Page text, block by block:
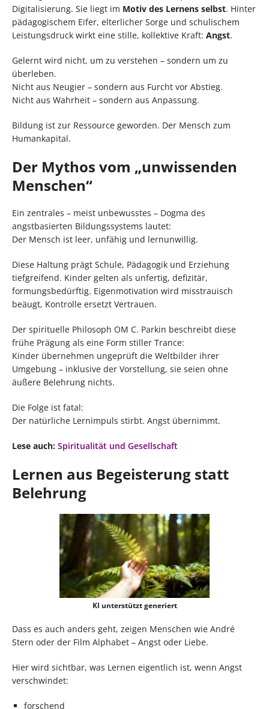
Digitalisierung. Sie liegt im Motiv des Lernens selbst. Hinter
pädagogischem Eifer, elterlicher Sorge und schulischem
Leistungsdruck wirkt eine stille, kollektive Kraft: Angst.
Gelernt wird nicht, um zu verstehen – sondern um zu
überleben.
Nicht aus Neugier – sondern aus Furcht vor Abstieg.
Nicht aus Wahrheit – sondern aus Anpassung.
Bildung ist zur Ressource geworden. Der Mensch zum
Humankapital.
Der Mythos vom „unwissenden
Menschen“
Ein zentrales – meist unbewusstes – Dogma des
angstbasierten Bildungssystems lautet:
Der Mensch ist leer, unfähig und lernunwillig.
Diese Haltung prägt Schule, Pädagogik und Erziehung
tiefgreifend. Kinder gelten als unfertig, defizitär,
formungsbedürftig. Eigenmotivation wird misstrauisch
beäugt, Kontrolle ersetzt Vertrauen.
Der spirituelle Philosoph OM C. Parkin beschreibt diese
frühe Prägung als eine Form stiller Trance:
Kinder übernehmen ungeprüft die Weltbilder ihrer
Umgebung – inklusive der Vorstellung, sie seien ohne
äußere Belehrung nichts.
Die Folge ist fatal:
Der natürliche Lernimpuls stirbt. Angst übernimmt.
Lese auch: Spiritualität und Gesellschaft
Lernen aus Begeisterung statt
Belehrung
KI unterstützt generiert
Dass es auch anders geht, zeigen Menschen wie André
Stern oder der Film Alphabet – Angst oder Liebe.
Hier wird sichtbar, was Lernen eigentlich ist, wenn Angst
verschwindet:
forschend